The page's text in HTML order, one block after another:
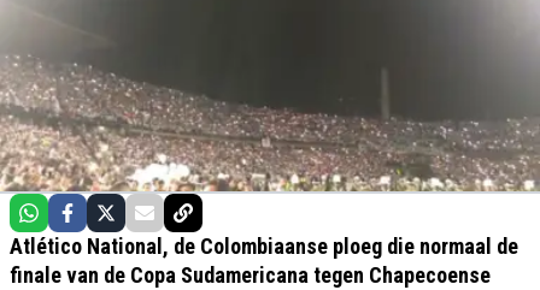
Atlético National, de Colombiaanse ploeg die normaal de
finale van de Copa Sudamericana tegen Chapecoense